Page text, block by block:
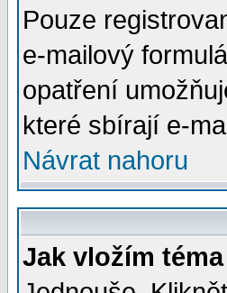
Pouze
e-mailový
opatření
které sbírají e-
Návrat nahoru
Jak vložím